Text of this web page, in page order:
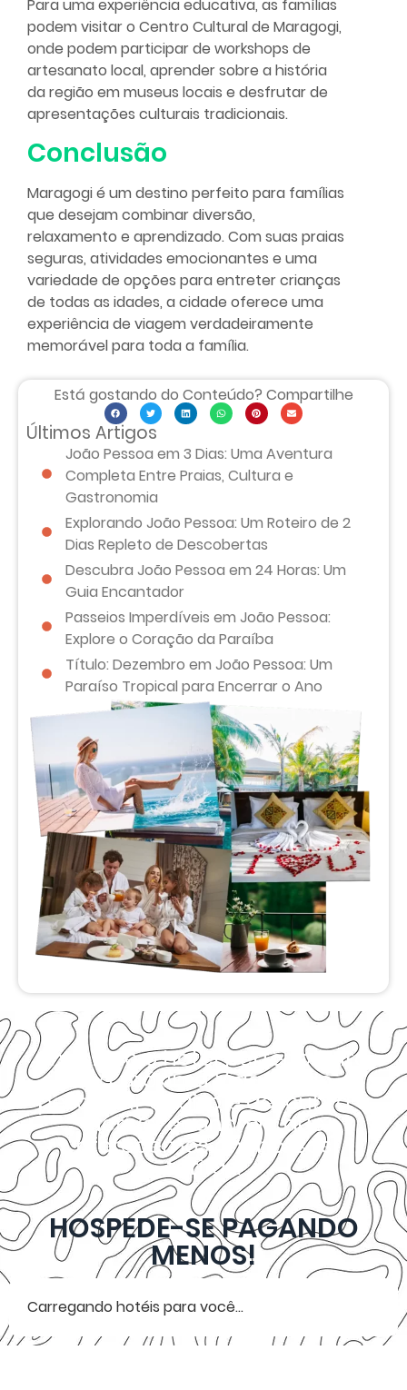
Para uma experiência educativa, as famílias
podem visitar o Centro Cultural de Maragogi,
onde podem participar de workshops de
artesanato local, aprender sobre a história
da região em museus locais e desfrutar de
apresentações culturais tradicionais.
Conclusão
Maragogi é um destino perfeito para famílias
que desejam combinar diversão,
relaxamento e aprendizado. Com suas praias
seguras, atividades emocionantes e uma
variedade de opções para entreter crianças
de todas as idades, a cidade oferece uma
experiência de viagem verdadeiramente
memorável para toda a família.
Está gostando do Conteúdo? Compartilhe
Últimos Artigos
João Pessoa em 3 Dias: Uma Aventura
Completa Entre Praias, Cultura e
Gastronomia
Explorando João Pessoa: Um Roteiro de 2
Dias Repleto de Descobertas
Descubra João Pessoa em 24 Horas: Um
Guia Encantador
Passeios Imperdíveis em João Pessoa:
Explore o Coração da Paraíba
Título: Dezembro em João Pessoa: Um
Paraíso Tropical para Encerrar o Ano
Encontre o hotel perfeito para
sua próxima Viagem ao
pesquisar abaixo e descubra a
incrível economia que
oferecemos em nossas
tarifas.
HOSPEDE-SE PAGANDO
MENOS!
Carregando hotéis para você...